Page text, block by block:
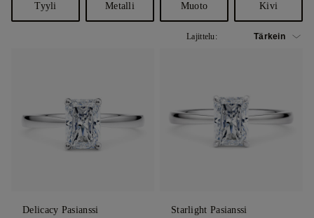
Tyyli Metalli Muoto Kivi
Lajittelu:
Delicacy Pasianssi Starlight Pasianssi